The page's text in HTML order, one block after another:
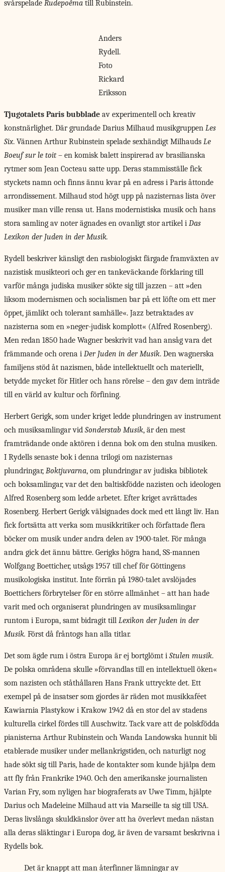
svårspelade Rudepoêma till Rubinstein.
Anders
Rydell.
Foto
Rickard
Eriksson
Tjugotalets Paris bubblade av experimentell och kreativ
konstnärlighet. Där grundade Darius Milhaud musikgruppen Les
Six. Vännen Arthur Rubinstein spelade sexhändigt Milhauds Le
Boeuf sur le toit– en komisk balett inspirerad av brasilianska
rytmer som Jean Cocteau satte upp. Deras stammisställe fick
styckets namn och finns ännu kvar på en adress i Paris åttonde
arrondissement. Milhaud stod högt upp på nazisternas lista över
musiker man ville rensa ut. Hans modernistiska musik och hans
stora samling av noter ägnades en ovanligt stor artikel i Das
Lexikon der Juden in der Musik.
Rydell beskriver känsligt den rasbiologiskt färgade framväxten av
nazistisk musikteori och ger en tankeväckande förklaring till
varför många judiska musiker sökte sig till jazzen – att »den
liksom modernismen och socialismen bar på ett löfte om ett mer
öppet, jämlikt och tolerant samhälle«. Jazz betraktades av
nazisterna som en »neger-judisk komplott« (Alfred Rosenberg).
Men redan 1850 hade Wagner beskrivit vad han ansåg vara det
främmande och orena i Der Juden in der Musik. Den wagnerska
familjens stöd åt nazismen, både intellektuellt och materiellt,
betydde mycket för Hitler och hans rörelse – den gav dem inträde
till en värld av kultur och förfining.
Herbert Gerigk, som under kriget ledde plundringen av instrument
och musiksamlingar vid Sonderstab Musik, är den mest
framträdande onde aktören i denna bok om den stulna musiken.
I Rydells senaste bok i denna trilogi om nazisternas
plundringar, Boktjuvarna, om plundringar av judiska bibliotek
och boksamlingar, var det den baltiskfödde nazisten och ideologen
Alfred Rosenberg som ledde arbetet. Efter kriget avrättades
Rosenberg. Herbert Gerigk välsignades dock med ett långt liv. Han
fick fortsätta att verka som musikkritiker och författade flera
böcker om musik under andra delen av 1900-talet. För många
andra gick det ännu bättre. Gerigks högra hand, SS-mannen
Wolfgang Boetticher, utsågs 1957 till chef för Göttingens
musikologiska institut. Inte förrän på 1980-talet avslöjades
Boettichers förbrytelser för en större allmänhet – att han hade
varit med och organiserat plundringen av musiksamlingar
runtom i Europa, samt bidragit till Lexikon der Juden in der
Musik. Först då fråntogs han alla titlar.
Det som ägde rum i östra Europa är ej bortglömt i Stulen musik.
De polska områdena skulle »förvandlas till en intellektuell öken«
som nazisten och ståthållaren Hans Frank uttryckte det. Ett
exempel på de insatser som gjordes är räden mot musikkaféet
Kawiarnia Plastykow i Krakow 1942 då en stor del av stadens
kulturella cirkel fördes till Auschwitz. Tack vare att de polskfödda
pianisterna Arthur Rubinstein och Wanda Landowska hunnit bli
etablerade musiker under mellankrigstiden, och naturligt nog
hade sökt sig till Paris, hade de kontakter som kunde hjälpa dem
att fly från Frankrike 1940. Och den amerikanske journalisten
Varian Fry, som nyligen har biograferats av Uwe Timm, hjälpte
Darius och Madeleine Milhaud att via Marseille ta sig till USA.
Deras livslånga skuldkänslor över att ha överlevt medan nästan
alla deras släktingar i Europa dog, är även de varsamt beskrivna i
Rydells bok.
Det är knappt att man återfinner lämningar av